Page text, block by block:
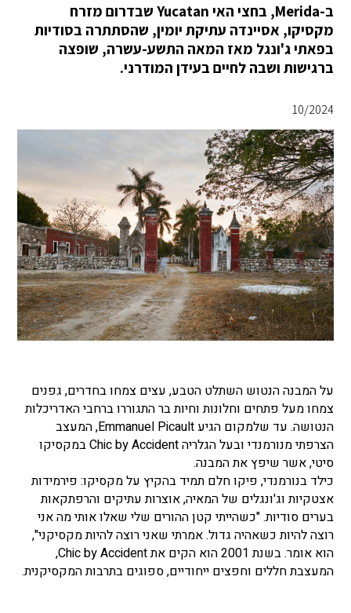
ב-Merida, בחצי האי Yucatan שבדרום מזרח
מקסיקו, אסיינדה עתיקת יומין, שהסתתרה בסודיות
בפאתי ג'ונגל מאז המאה התשע-עשרה, שופצה
ברגישות ושבה לחיים בעידן המודרני.
10/2024
על המבנה הנטוש השתלט הטבע, עצים צמחו בחדרים, גפנים
צמחו מעל פתחים וחלונות וחיות בר התגוררו ברחבי האדריכלות
הנטושה. עד שלמקום הגיע Emmanuel Picault, המעצב
הצרפתי מנורמנדי ובעל הגלריה Chic by Accident במקסיקו
סיטי, אשר שיפץ את המבנה.
כילד בנורמנדי, פיקו חלם תמיד בהקיץ על מקסיקו: פירמידות
אצטקיות וג'ונגלים של המאיה, אוצרות עתיקים והרפתקאות
בערים סודיות. "כשהייתי קטן ההורים שלי שאלו אותי מה אני
רוצה להיות כשאהיה גדול. אמרתי שאני רוצה להיות מקסיקני",
הוא אומר. בשנת 2001 הוא הקים את Chic by Accident,
המעצבת חללים וחפצים ייחודיים, ספוגים בתרבות המקסיקנית.